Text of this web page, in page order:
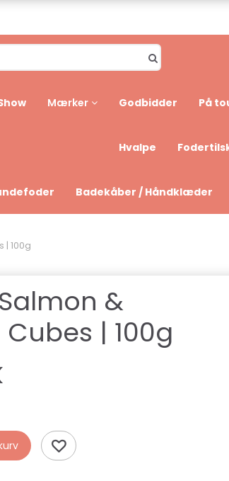
Mærker Godbidder På
Hvalpe
Badekåber / Håndklæder
| 100g
&
| 100g